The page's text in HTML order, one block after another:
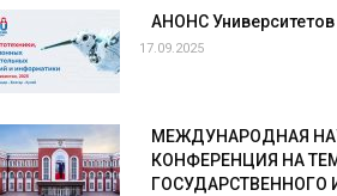
АНОНС Университетов
17.09.2025
МЕЖДУНАРОДНАЯ
КОНФЕРЕНЦИЯ НА
ГОСУДАРСТВЕННОГО